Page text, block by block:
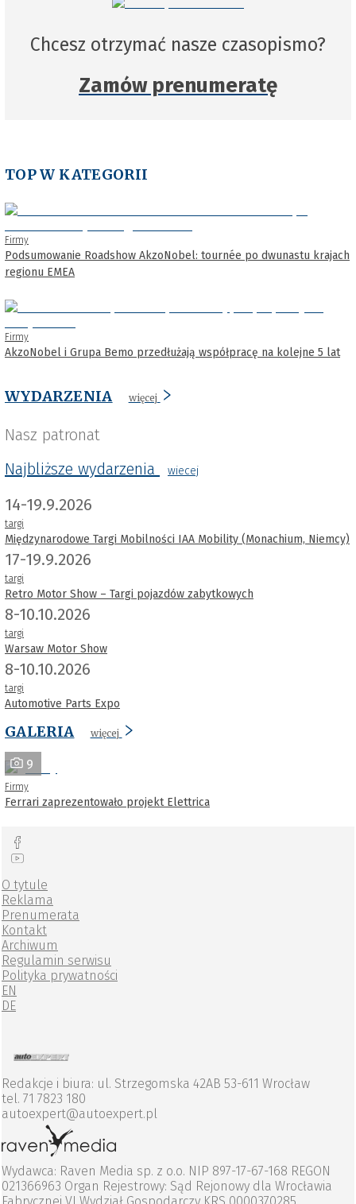
Chcesz otrzymać nasze czasopismo?
Zamów prenumeratę
TOP W KATEGORII
Firmy
Podsumowanie Roadshow AkzoNobel: tournée po dwunastu krajach
regionu EMEA
Firmy
AkzoNobel i Grupa Bemo przedłużają współpracę na kolejne 5 lat
WYDARZENIA więcej
Nasz patronat
Najbliższe wydarzenia
wiecej
14-19.9.2026
targi
Międzynarodowe Targi Mobilności IAA Mobility (Monachium, Niemcy)
17-19.9.2026
targi
Retro Motor Show – Targi pojazdów zabytkowych
8-10.10.2026
targi
Warsaw Motor Show
8-10.10.2026
targi
Automotive Parts Expo
GALERIA więcej
9
Firmy
Ferrari zaprezentowało projekt Elettrica
O tytule
Reklama
Prenumerata
Kontakt
Archiwum
Regulamin serwisu
Polityka prywatności
EN
DE
Redakcje i biura: ul. Strzegomska 42AB 53-611 Wrocław
tel. 71 7823 180
autoexpert@autoexpert.pl
Wydawca: Raven Media sp. z o.o. NIP 897-17-67-168 REGON
021366963 Organ Rejestrowy: Sąd Rejonowy dla Wrocławia